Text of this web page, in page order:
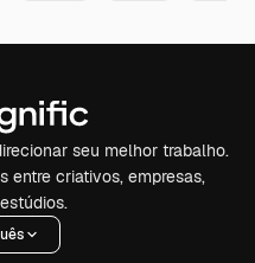
seu melhor trabalho.
entre criativos, empresas,